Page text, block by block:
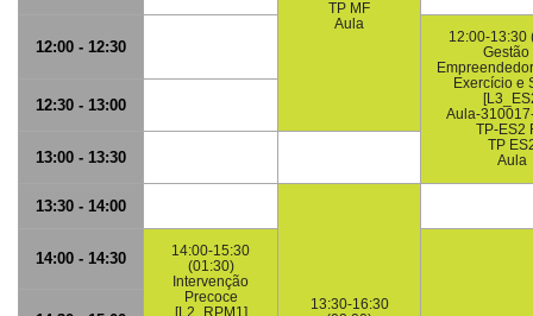
TP MF
Aula
12:00 - 12:30
12:00-13:30
Gestão
Exercício e
Aula-
TP-ES2
TP
Aula
12:30 - 13:00
13:00 - 13:30
13:30 - 14:00
13:30-16:30
14:00 - 14:30
14:00-15:30
(01:30)
Intervenção
Precoce
[L2_RPM1]